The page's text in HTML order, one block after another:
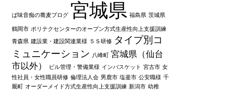
ば味音痴の蕎麦ブログ 宮城県 福島県 茨城県
鶴岡市 ポリテクセンターのオープン方式生産性向上支援訓練
青森県 建設業・建設関連業様 ５Ｓ研修 タイプ別コ
ミュニケーション 八峰町 宮城県（仙台
市以外）
ビル管理・警備業様 インバスケット 宮古市 女
性社員・女性職員研修 倫理法人会 男鹿市 塩釜市 公安職様 千
厩町 オーダーメイド方式生産性向上支援訓練 新潟市 幼稚